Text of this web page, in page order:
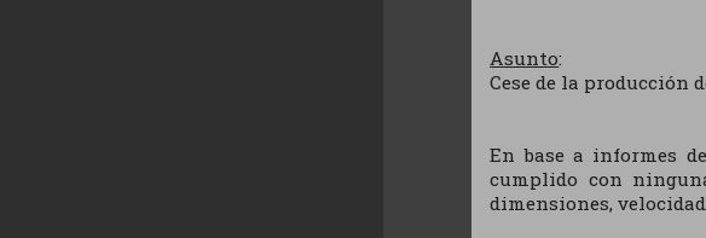
Asunto:
Cese de la producción
En base a informes
cumplido con
dimensiones,